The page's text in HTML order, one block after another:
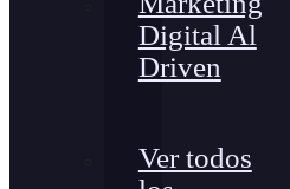
Digital Al
Driven
Ver todos